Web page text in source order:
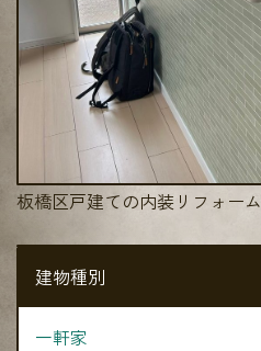
板橋区戸建ての内装リフォーム
建物種別
一軒家